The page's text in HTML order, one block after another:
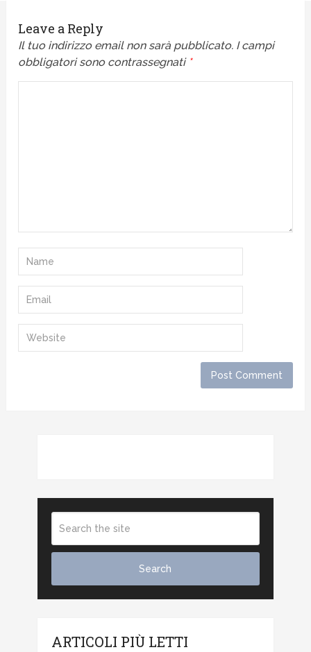
Leave a Reply
Il tuo indirizzo email non sarà pubblicato. I campi
obbligatori sono contrassegnati *
ARTICOLI PIÙ LETTI